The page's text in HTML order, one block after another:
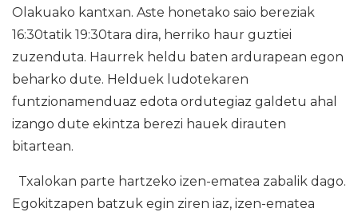
Olakuako kantxan. Aste honetako saio bereziak
16:30tatik 19:30tara dira, herriko haur guztiei
zuzenduta. Haurrek heldu baten ardurapean egon
beharko dute. Helduek ludotekaren
funtzionamenduaz edota ordutegiaz galdetu ahal
izango dute ekintza berezi hauek dirauten
bitartean.
Txalokan parte hartzeko izen-ematea zabalik dago.
Egokitzapen batzuk egin ziren iaz, izen-ematea